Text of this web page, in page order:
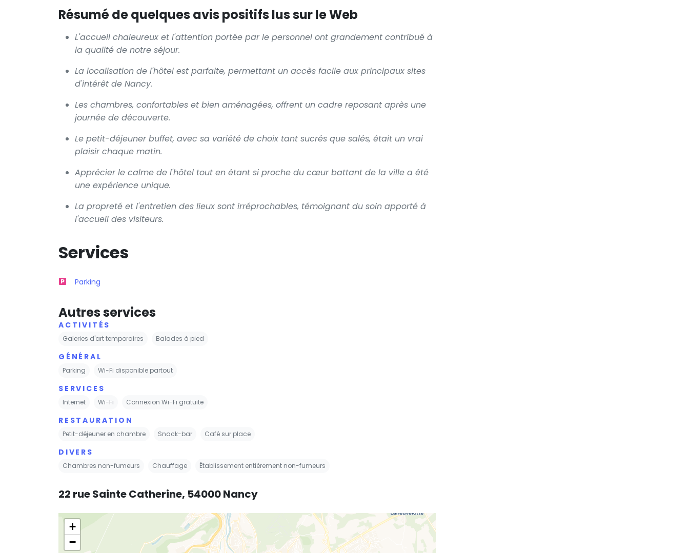
Résumé de quelques avis positifs lus sur le Web
L'accueil chaleureux et l'attention portée par le personnel ont grandement contribué à
la qualité de notre séjour.
La localisation de l'hôtel est parfaite, permettant un accès facile aux principaux sites
d'intérêt de Nancy.
Les chambres, confortables et bien aménagées, offrent un cadre reposant après une
journée de découverte.
Le petit-déjeuner buffet, avec sa variété de choix tant sucrés que salés, était un vrai
plaisir chaque matin.
Apprécier le calme de l'hôtel tout en étant si proche du cœur battant de la ville a été
une expérience unique.
La propreté et l'entretien des lieux sont irréprochables, témoignant du soin apporté à
l'accueil des visiteurs.
Services
Parking
Autres services
ACTIVITÉS
Galeries d'art temporaires Balades à pied
GÉNÉRAL
Parking Wi-Fi disponible partout
SERVICES
Internet Wi-Fi Connexion Wi-Fi gratuite
RESTAURATION
Petit-déjeuner en chambre Snack-bar Café sur place
DIVERS
Chambres non-fumeurs Chauffage Établissement entièrement non-fumeurs
22 rue Sainte Catherine, 54000 Nancy
+
−